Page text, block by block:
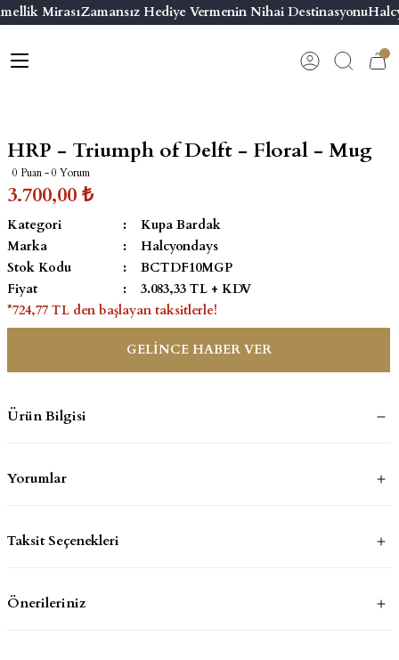
MirasıZamansız Hediye Vermenin Nihai Destinasyonu
Geri Dön
Geri Dön
ve Aksesuarlar
Mum
Geri Dön
Geri Dön
Seriler
Elephant
HRP - Triumph of Delft - Floral - Mug
0 Puan - 0 Yorum
3.700,00 ₺
Kategori
Kupa Bardak
Marka
Halcyondays
Stok Kodu
BCTDF10MGP
Fiyat
3.083,33 TL + KDV
*724,77 TL den başlayan taksitlerle!
GELİNCE HABER VER
Ürün Bilgisi
Yorumlar
Taksit Seçenekleri
Önerileriniz